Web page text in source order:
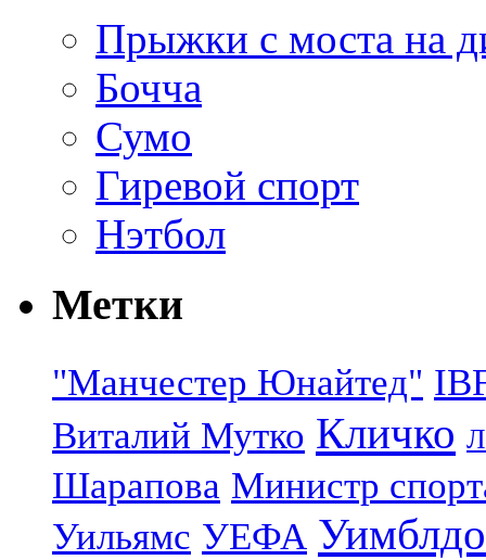
Прыжки с моста на
Бочча
Сумо
Гиревой спорт
Нэтбол
Метки
"Манчестер Юнайтед"
Виталий Мутко Кличко
Шарапова Министр
Уильямс УЕФА